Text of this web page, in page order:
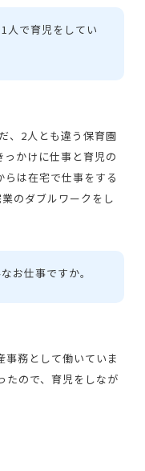
人で育児をしてい
、2人とも違う保育園
っかけに仕事と育児の
らは在宅で仕事をする
のダブルワークをし
お仕事ですか。
事務として働いていま
たので、育児をしなが